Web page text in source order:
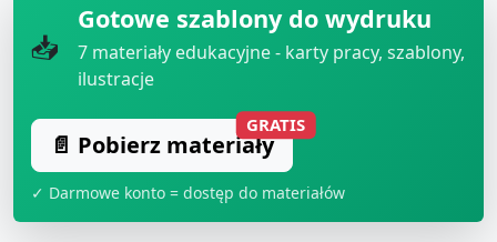
📥
Gotowe szablony do wydruku
7 materiały edukacyjne - karty pracy, szablony,
ilustracje
📄 Pobierz materiały
GRATIS
✓ Darmowe konto = dostęp do materiałów